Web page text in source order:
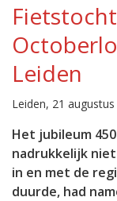
Leiden
Leiden, 21
Het jubileum
nadrukkelijk
in en met de
duurde, had